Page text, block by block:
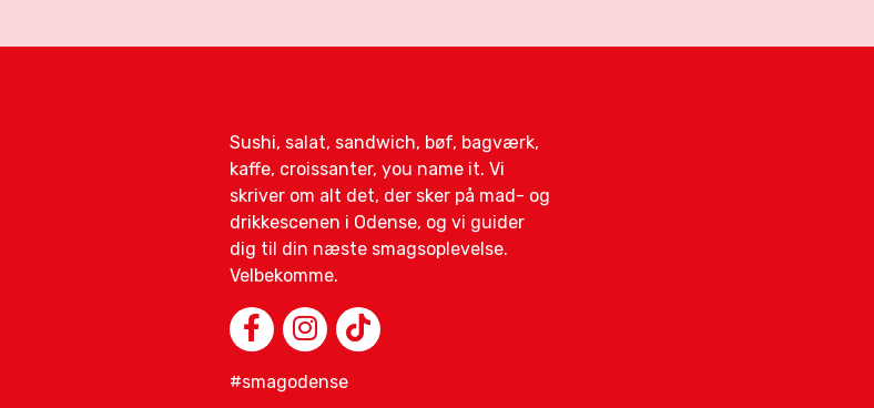
Sushi, salat, sandwich, bøf, bagværk,
kaffe, croissanter, you name it. Vi
skriver om alt det, der sker på mad- og
drikkescenen i Odense, og vi guider
dig til din næste smagsoplevelse.
Velbekomme.
#smagodense